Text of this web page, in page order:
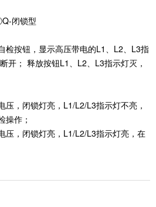
闭锁型
检按钮，显示高压带电的L1、L2、L3指
开； 释放按钮L1、L2、L3指示灯灭，
，闭锁灯亮，L1/L2/L3指示灯不亮，
操作；
，闭锁灯亮，L1/L2/L3指示灯亮，在